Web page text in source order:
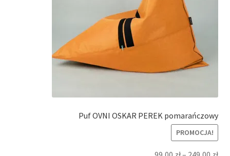
Puf OVNI OSKAR PEREK pomarańczowy
PROMOCJA!